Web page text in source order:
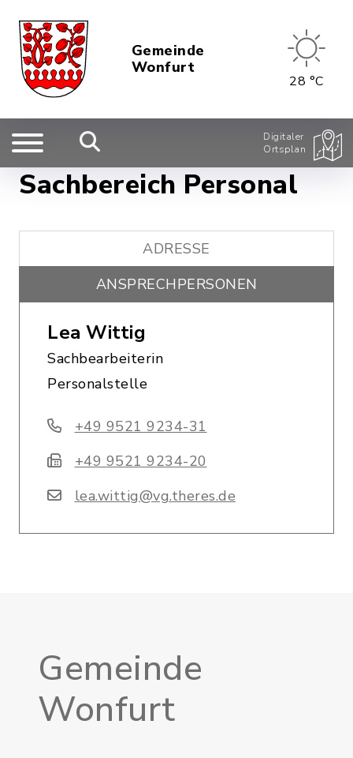
Gemeinde
Wonfurt
28 °C
Digitaler
Ortsplan
Sachbereich Personal
ADRESSE
ANSPRECHPERSONEN
Lea Wittig
Sachbearbeiterin
Personalstelle
+49 9521 9234-31
+49 9521 9234-20
lea.wittig@vg.theres.de
Gemeinde
Wonfurt